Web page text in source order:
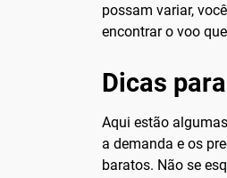
possam variar,
encontrar o voo
Dicas
Aqui estão
a demanda e os
baratos. Não se